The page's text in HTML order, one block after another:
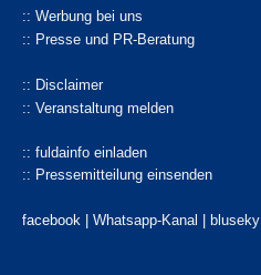
:: Werbung bei uns
:: Presse und PR-Beratung
:: Disclaimer
:: Veranstaltung melden
:: fuldainfo einladen
:: Pressemitteilung einsenden
facebook | Whatsapp-Kanal bluseky